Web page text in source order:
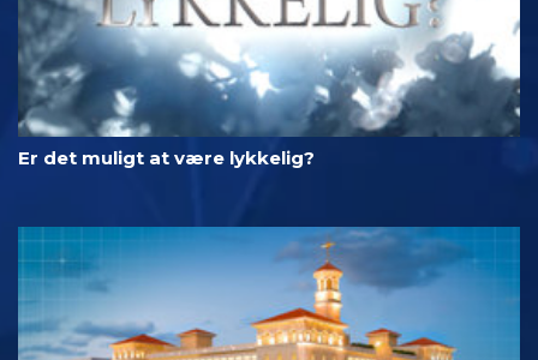
Er det muligt at være lykkelig?